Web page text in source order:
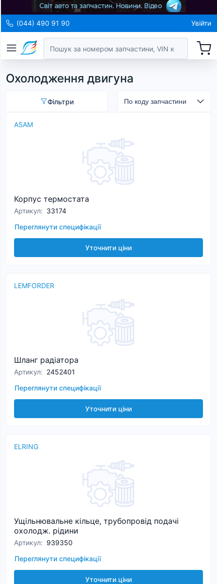
(044) 490 91 90 Увійти
Охолодження двигуна
Фільтри
ASAM
Корпус термостата
Артикул: 33174
Переглянути специфікації
Уточнити ціни
LEMFORDER
Шланг радіатора
Артикул: 2452401
Переглянути специфікації
Уточнити ціни
ELRING
Ущільнювальне кільце, трубопровід подачі
охолодж. рідини
Артикул: 939350
Переглянути специфікації
Уточнити ціни